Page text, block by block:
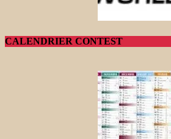
CALENDRIER CONTEST